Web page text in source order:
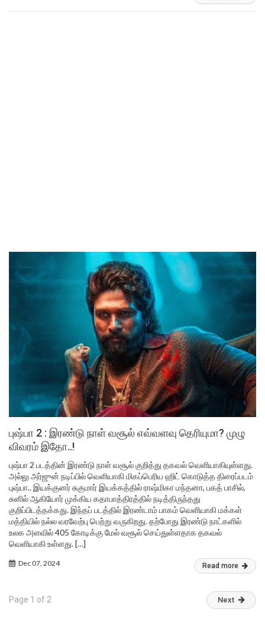
புஷ்பா 2 : இரண்டு நாள் வசூல் எவ்வளவு தெரியுமா? முழு
விவரம் இதோ..!
புஷ்பா 2 படத்தின் இரண்டு நாள் வசூல் குறித்து தகவல் வெளியாகியுள்ளது.
அல்லு அர்ஜுன் நடிப்பில் வெளியாகி மிகப்பெரிய ஹிட் கொடுத்த திரைப்படம்
புஷ்பா.. இயக்குனர் சுகுமார் இயக்கத்தில் ராஷ்மிகா மந்தனா, பகத் பாசில்,
சுனில் ஆகியோர் முக்கிய கதாபாத்திரத்தில் நடித்திருந்தது
குறிப்பிடத்தக்கது. இந்தப் படத்தில் இரண்டாம் பாகம் வெளியாகி மக்கள்
மத்தியில் நல்ல வரவேற்பு பெற்று வருகிறது. தற்போது இரண்டு நாட்களில்
உலக அளவில் 405 கோடிக்கு மேல் வசூல் செய்துள்ளதாக தகவல்
வெளியாகி உள்ளது. […]
Dec 07, 2024 Read more
Page 1 of 2 Next